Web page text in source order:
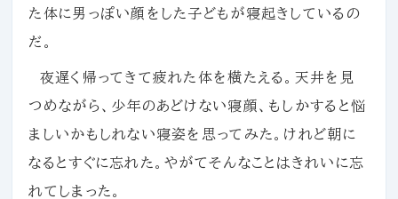
た体に男っぽい顔をした子どもが寝起きしているの
だ。
夜遅く帰ってきて疲れた体を横たえる。天井を見
つめながら、少年のあどけない寝顔、もしかすると悩
ましいかもしれない寝姿を思ってみた。けれど朝に
なるとすぐに忘れた。やがてそんなことはきれいに忘
れてしまった。